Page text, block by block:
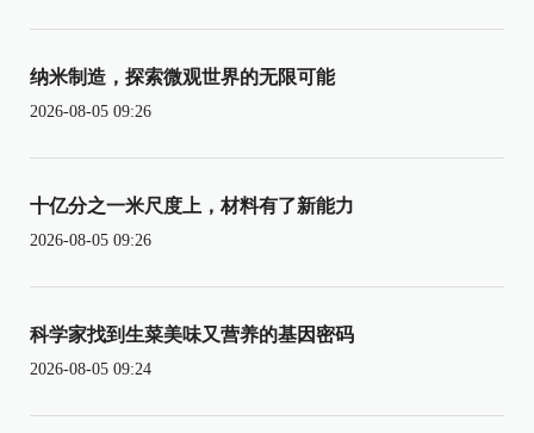
纳米制造，探索微观世界的无限可能
2026-08-05 09:26
十亿分之一米尺度上，材料有了新能力
2026-08-05 09:26
科学家找到生菜美味又营养的基因密码
2026-08-05 09:24